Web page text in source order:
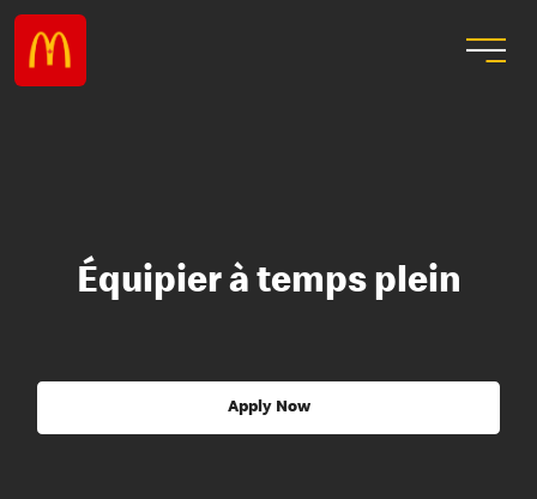
Équipier à temps plein
Apply Now